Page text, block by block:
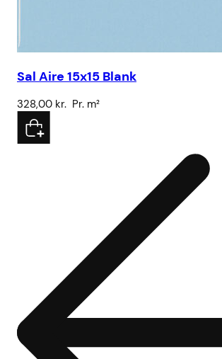
Sal Aire 15x15 Blank
328,00 kr. Pr. m²